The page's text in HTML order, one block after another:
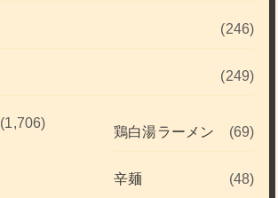
(246)
(249)
(1,706)
鶏白湯ラーメン (69)
辛麺 (48)